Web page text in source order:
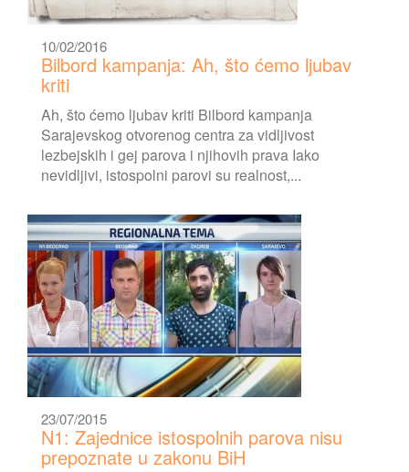
10/02/2016
Bilbord kampanja: Ah, što ćemo ljubav
kriti
Ah, što ćemo ljubav kriti Bilbord kampanja
Sarajevskog otvorenog centra za vidljivost
lezbejskih i gej parova i njihovih prava Iako
nevidljivi, istospolni parovi su realnost,...
23/07/2015
N1: Zajednice istospolnih parova nisu
prepoznate u zakonu BiH